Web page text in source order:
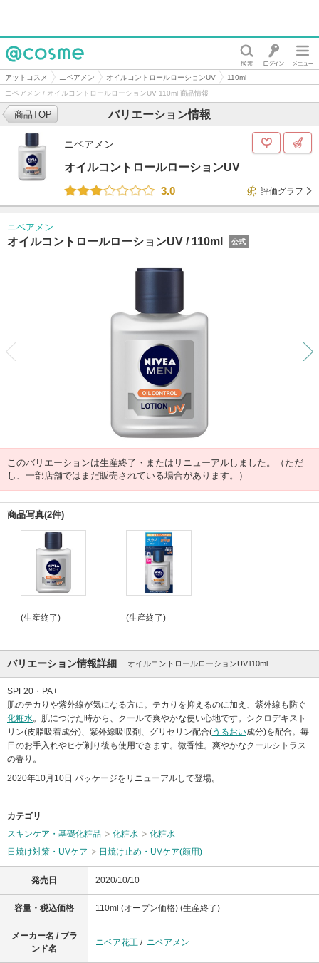
@cosme
アットコスメ ニベアメン オイルコントロールローションUV
110ml
ニベアメン / オイルコントロールローションUV 110ml 商品情報
バリエーション情報
商品TOP
ニベアメン
オイルコントロールローションUV
3.0
評価グラフ
ニベアメン
オイルコントロールローションUV / 110ml 公式
このバリエーションは生産終了・またはリニューアルしました。（ただ
し、一部店舗ではまだ販売されている場合があります。）
商品写真(2件)
(生産終了) (生産終了)
バリエーション情報詳細 オイルコントロールローションUV110ml
SPF20・PA+
肌のテカりや紫外線が気になる方に。テカりを抑えるのに加え、紫外線も防ぐ
化粧水 。肌につけた時から、クールで爽やかな使い心地です。シクロデキスト
リン(皮脂吸着成分)、紫外線吸収剤、グリセリン配合(うるおい成分)を配合。毎
日のお手入れやヒゲ剃り後も使用できます。微香性。爽やかなクールシトラス
の香り。
2020年10月10日 パッケージをリニューアルして登場。
カテゴリ
スキンケア・基礎化粧品
化粧水
化粧水
日焼け対策・UVケア
日焼け止め・UVケア(顔用)
発売日 2020/10/10
容量・税込価格 110ml (オープン価格) (生産終了)
メーカー名 / ブラ
ンド名
ニベア花王 / ニベアメン